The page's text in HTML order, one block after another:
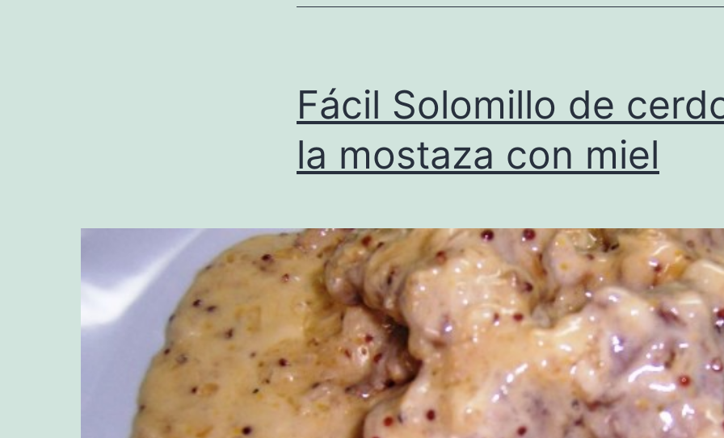
Fácil Solomillo de
la mostaza con miel